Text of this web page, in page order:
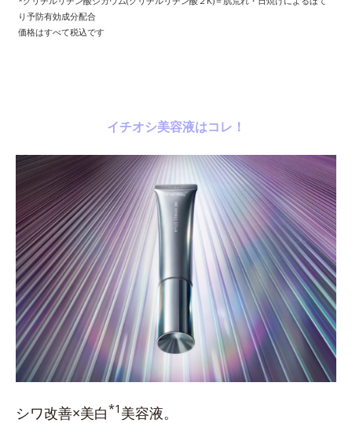
り予防有効成分配合
価格はすべて税込です
イチオシ美容液はコレ！
シワ改善×美白*1 美容液。